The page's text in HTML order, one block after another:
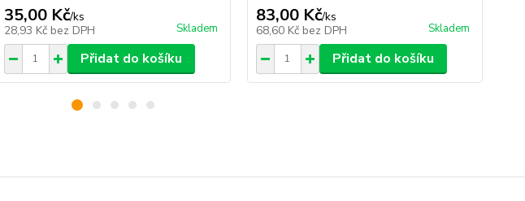
35,00 Kč/ks
28,93 Kč bez DPH Skladem
Přidat do košíku
83,00 Kč/ks
68,60 Kč bez DPH Skladem
Přidat do košíku